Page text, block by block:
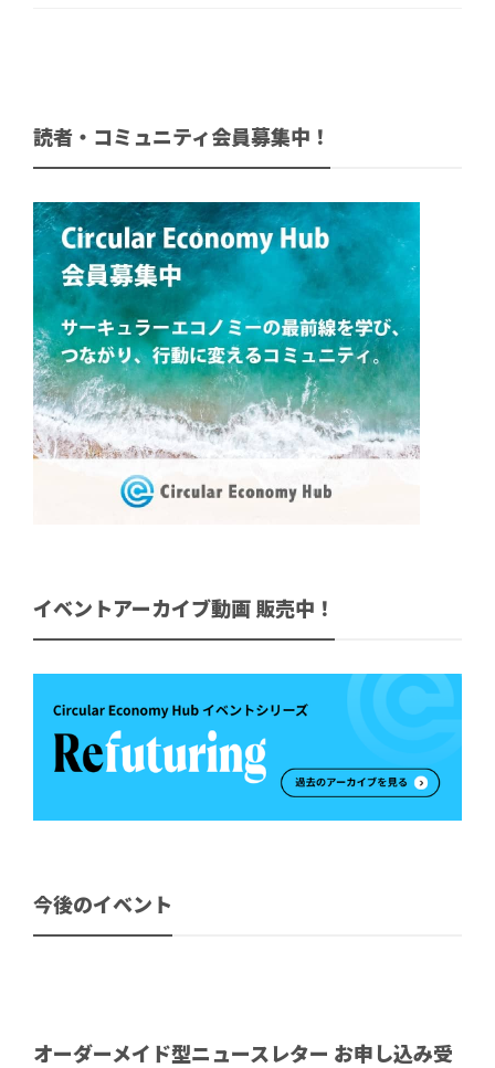
読者・コミュニティ会員募集中！
イベントアーカイブ動画 販売中！
今後のイベント
オーダーメイド型ニュースレター お申し込み受